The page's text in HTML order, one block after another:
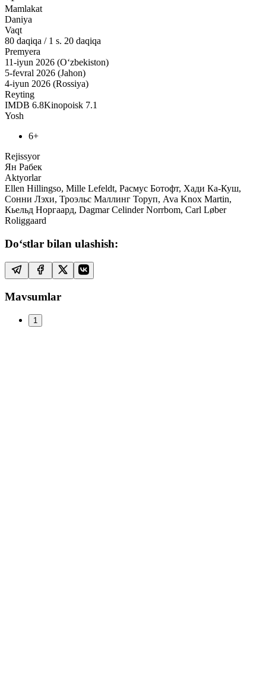
Mamlakat
Daniya
Vaqt
80 daqiqa / 1 s. 20 daqiqa
Premyera
11-iyun 2026 (O‘zbekiston)
5-fevral 2026 (Jahon)
4-iyun 2026 (Rossiya)
Reyting
IMDB 6.8Kinopoisk 7.1
Yosh
6+
Rejissyor
Ян Рабек
Aktyorlar
Ellen Hillingso, Mille Lefeldt, Расмус Ботофт, Хади Ка-Куш,
Сонни Лэхи, Троэльс Маллинг Торуп, Ava Knox Martin,
Кьельд Норгаард, Dagmar Celinder Norrbom, Carl Løber
Roliggaard
Do‘stlar bilan ulashish:
Mavsumlar
1